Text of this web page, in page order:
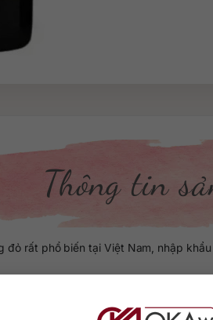
Thông tin
rất phổ biến tại Việt Nam, nhập
niên vụ 2021. Màu đỏ ruby ánh tím
Vòm miệng lan tỏa cấu trúc đầy đặn